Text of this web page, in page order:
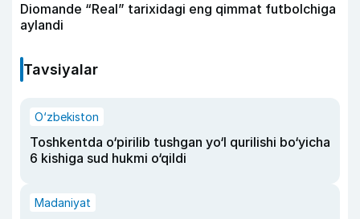
Diomande “Real” tarixidagi eng qimmat futbolchiga
aylandi
Tavsiyalar
O‘zbekiston
Toshkentda o‘pirilib tushgan yo‘l qurilishi bo‘yicha
6 kishiga sud hukmi o‘qildi
Madaniyat